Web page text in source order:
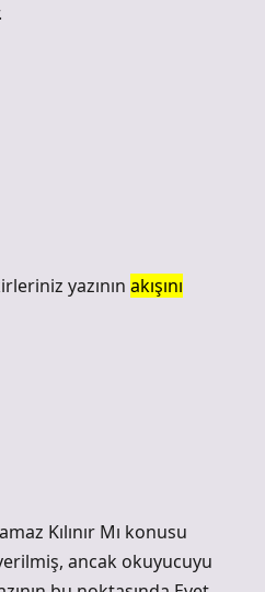
yazının akışını
Kılınır Mı konusu
ancak okuyucuyu